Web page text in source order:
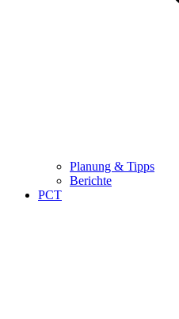
Planung & Tipps
Berichte
PCT